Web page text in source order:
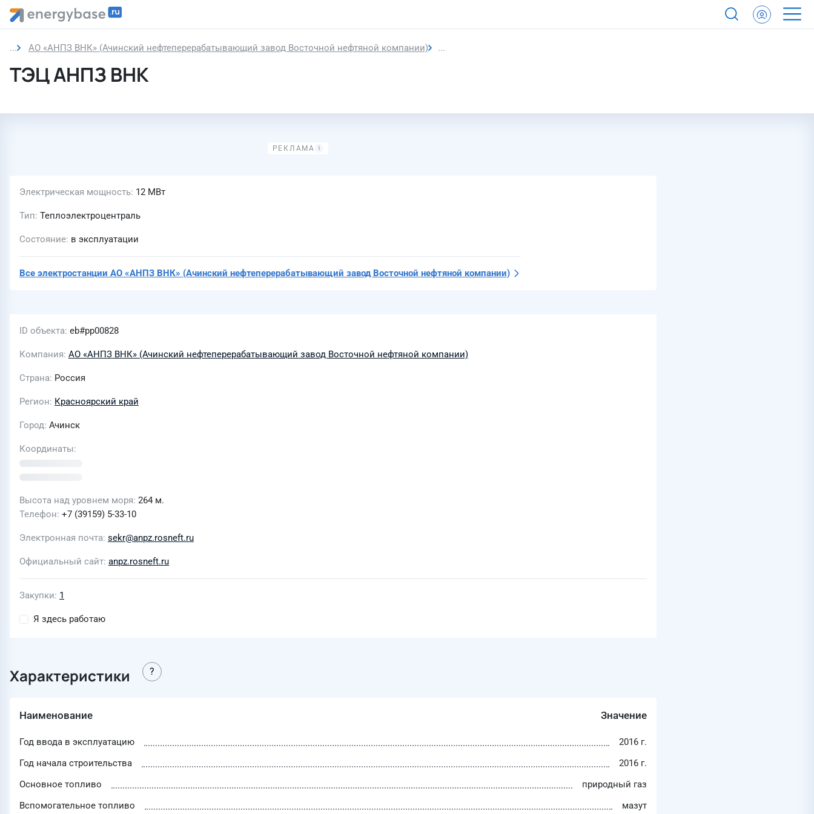
АО «АНПЗ ВНК» (Ачинский нефтеперерабатывающий завод Восточной нефтяной компании) ТЭЦ АНПЗ ВНК
ТЭЦ АНПЗ ВНК
Электрическая мощность 12 МВт
Тип Теплоэлектроцентраль
Состояние в эксплуатации
Все электростанции АО «АНПЗ ВНК» (Ачинский нефтеперерабатывающий завод Восточной нефтяной компании)
ID объекта eb#pp00828
Компания АО «АНПЗ ВНК» (Ачинский нефтеперерабатывающий завод Восточной нефтяной компании)
Страна Россия
Регион Красноярский край
Город Ачинск
Координаты
Высота над уровнем моря 264 м.
Телефон +7 (39159) 5-33-10
Электронная почта sekr@anpz.rosneft.ru
Официальный сайт anpz.rosneft.ru
Закупки 1
Я здесь работаю
Характеристики
Наименование Значение
Год ввода в эксплуатацию
2016 г.
Год начала строительства
2016 г.
Основное топливо
природный газ
Вспомогательное топливо
мазут